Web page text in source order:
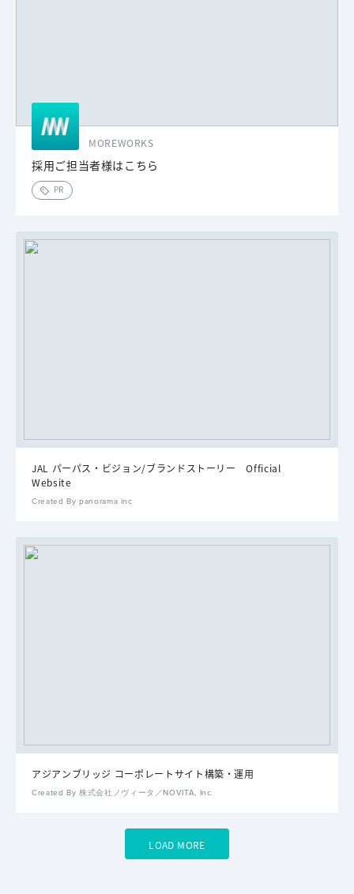
MOREWORKS
採用ご担当者様はこちら
PR
JAL パーパス・ビジョン/ブランドストーリー Official
Website
Created By panorama inc
アジアンブリッジ コーポレートサイト構築・運用
Created By 株式会社ノヴィータ／NOVITA, Inc.
LOAD MORE